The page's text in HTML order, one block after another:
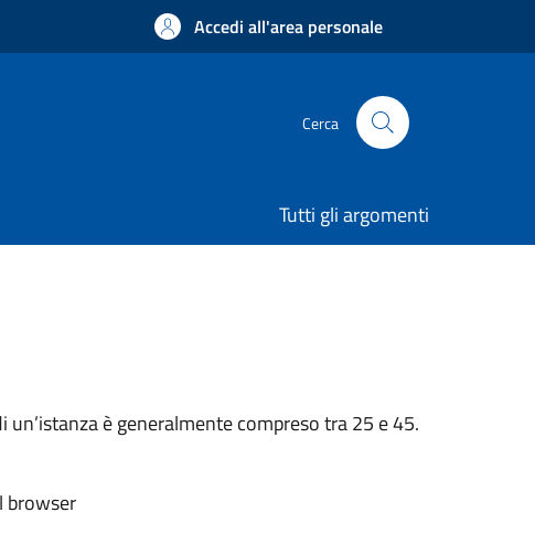
Accedi all'area personale
Cerca
Tutti gli argomenti
un’istanza è generalmente compreso tra 25 e 45.
browser